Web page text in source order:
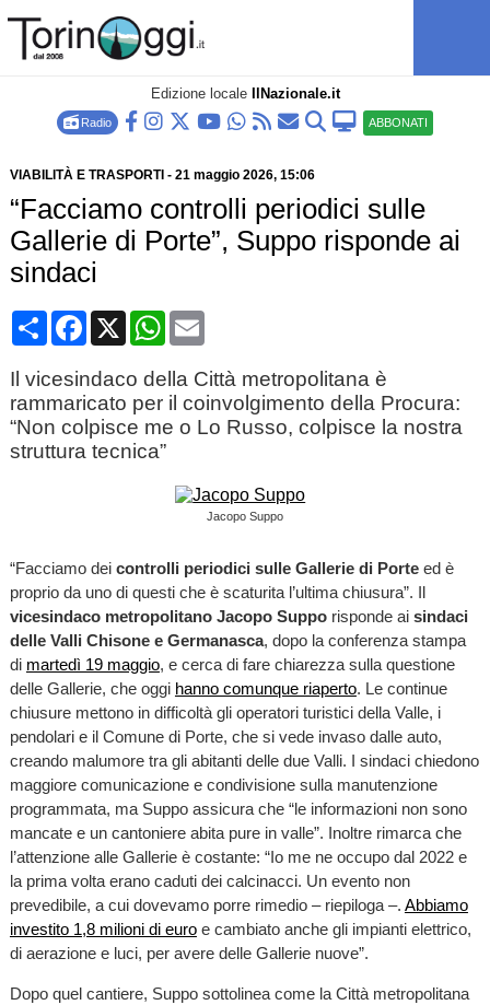
Edizione locale IlNazionale.it
Radio ABBONATI
VIABILITÀ E TRASPORTI - 21 maggio 2026, 15:06
“Facciamo controlli periodici sulle
Gallerie di Porte”, Suppo risponde ai
sindaci
CondividiFacebook
X WhatsApp
Email
Il vicesindaco della Città metropolitana è
rammaricato per il coinvolgimento della Procura:
“Non colpisce me o Lo Russo, colpisce la nostra
struttura tecnica”
Jacopo Suppo
“Facciamo dei controlli periodici sulle Gallerie di Porteed è
proprio da uno di questi che è scaturita l’ultima chiusura”. Il
vicesindaco metropolitano Jacopo Supporisponde ai sindaci
delle Valli Chisone e Germanasca, dopo la conferenza stampa
di martedì 19 maggio, e cerca di fare chiarezza sulla questione
delle Gallerie, che oggi hanno comunque riaperto. Le continue
chiusure mettono in difficoltà gli operatori turistici della Valle, i
pendolari e il Comune di Porte, che si vede invaso dalle auto,
creando malumore tra gli abitanti delle due Valli. I sindaci chiedono
maggiore comunicazione e condivisione sulla manutenzione
programmata, ma Suppo assicura che “le informazioni non sono
mancate e un cantoniere abita pure in valle”. Inoltre rimarca che
l’attenzione alle Gallerie è costante: “Io me ne occupo dal 2022 e
la prima volta erano caduti dei calcinacci. Un evento non
prevedibile, a cui dovevamo porre rimedio – riepiloga –. Abbiamo
investito 1,8 milioni di euroe cambiato anche gli impianti elettrico,
di aerazione e luci, per avere delle Gallerie nuove”.
Dopo quel cantiere, Suppo sottolinea come la Città metropolitana